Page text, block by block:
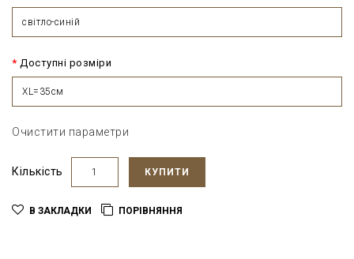
світло-синій
Доступні розміри
XL=35см
Очистити параметри
Кількість КУПИТИ
В ЗАКЛАДКИ ПОРІВНЯННЯ